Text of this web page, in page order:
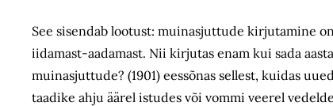
See sisendab lootust: muinasjuttude kirjutamine
iidamast-aadamast. Nii kirjutas enam kui sada
muinasjuttude? (1901) eessõnas sellest, kuidas
taadike ahju äärel istudes või vommi veerel